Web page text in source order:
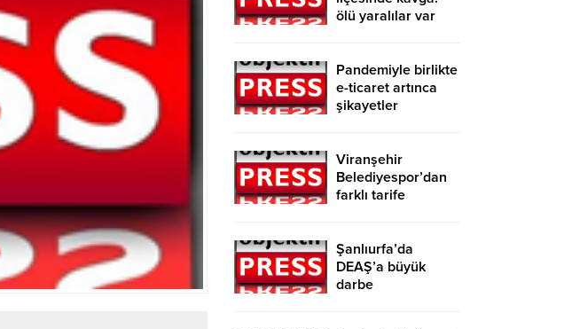
ölü yaralılar var
Pandemiyle birlikte
e-ticaret artınca
şikayetler
Viranşehir
Belediyespor’dan
farklı tarife
Şanlıurfa’da
DEAŞ’a büyük
darbe